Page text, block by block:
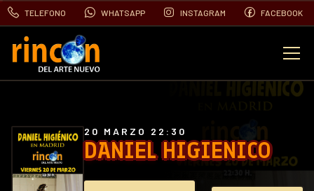
TELEFONO WHATSAPP INSTAGRAM FACEBOOK
DANIEL HIGIENICO
20 MARZO 22:30
EVENTOS